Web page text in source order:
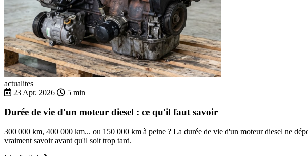
actualites
23 Apr. 2026
5 min
Durée de vie d'un moteur diesel : ce qu'il faut savoir
300 000 km, 400 000 km... ou 150 000 km à peine ? La durée de vie d'un moteur diesel ne
vraiment savoir avant qu'il soit trop tard.